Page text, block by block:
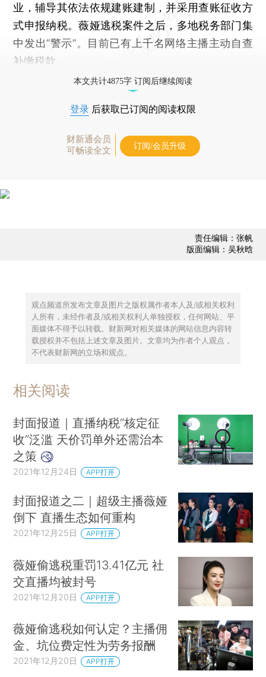
业，辅导其依法依规建账建制，并采用查账征收方
式申报纳税。薇娅逃税案件之后，多地税务部门集
中发出“警示”。目前已有上千名网络主播主动自查
补缴税款。
本文共计4875字 订阅后继续阅读
登录 后获取已订阅的阅读权限
财新通会员
可畅读全文
订阅/会员升级
责任编辑：张帆
版面编辑：吴秋晗
观点频道所发布文章及图片之版权属作者本人及/或相关权利
人所有，未经作者及/或相关权利人单独授权，任何网站、平
面媒体不得予以转载。财新网对相关媒体的网站信息内容转
载授权并不包括上述文章及图片。文章均为作者个人观点，
不代表财新网的立场和观点。
相关阅读
封面报道｜直播纳税“核定征
收”泛滥 天价罚单外还需治本
之策
2021年12月24日 APP打开
封面报道之二｜超级主播薇娅
倒下 直播生态如何重构
2021年12月25日 APP打开
薇娅偷逃税重罚13.41亿元 社
交直播均被封号
2021年12月20日 APP打开
薇娅偷逃税如何认定？主播佣
金、坑位费定性为劳务报酬
2021年12月20日 APP打开